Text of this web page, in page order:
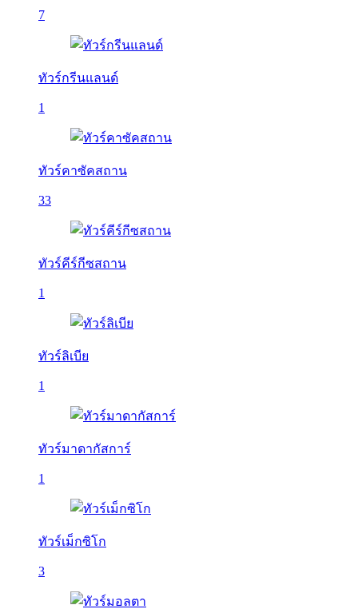
7
ทัวร์กรีนแลนด์
1
ทัวร์คาซัคสถาน
33
ทัวร์คีร์กีซสถาน
1
ทัวร์ลิเบีย
1
ทัวร์มาดากัสการ์
1
ทัวร์เม็กซิโก
3